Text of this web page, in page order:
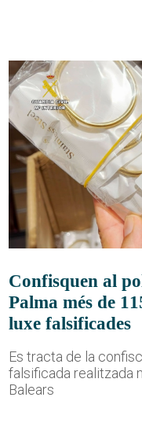
Confisquen al
Palma més de
luxe falsificades
Es tracta de la
falsificada realitzada
Balears